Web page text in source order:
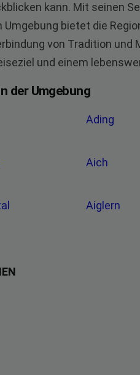
kann. Mit seinen
Umgebung bietet die
von Tradition
und einem
der Umgebung
Ading
Aich
Aiglern